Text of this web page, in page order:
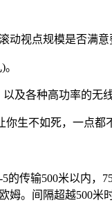
动视点规模是否满意
及各种高功率的无
生不如死，一点都
的传输500米以内
。间隔超越500米